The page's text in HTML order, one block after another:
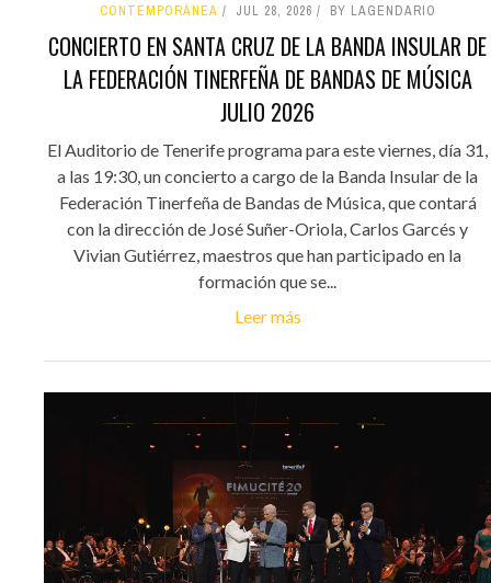
CONTEMPORÁNEA JUL 28, 2026 BY LAGENDARIO
CONCIERTO EN SANTA CRUZ DE LA BANDA INSULAR DE
LA FEDERACIÓN TINERFEÑA DE BANDAS DE MÚSICA
JULIO 2026
El Auditorio de Tenerife programa para este viernes, día 31,
a las 19:30, un concierto a cargo de la Banda Insular de la
Federación Tinerfeña de Bandas de Música, que contará
con la dirección de José Suñer-Oriola, Carlos Garcés y
Vivian Gutiérrez, maestros que han participado en la
formación que se...
Leer más